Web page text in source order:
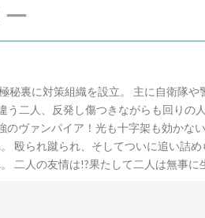
裏に対策組織を設立。 主に自衛隊
二人、反発し傷つきながらも回り
ヴァンパイア！光も十字架も効かな
殴られ蹴られ、そしてついに追い詰
二人の友情は!?果たして二人は無事に